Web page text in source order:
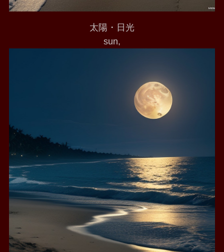
太陽・日光
sun,